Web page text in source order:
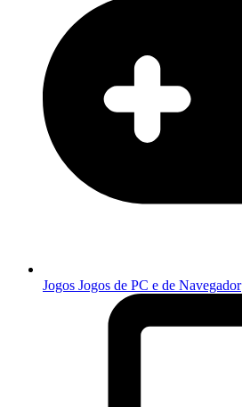
Jogos Jogos de PC e de Navegador